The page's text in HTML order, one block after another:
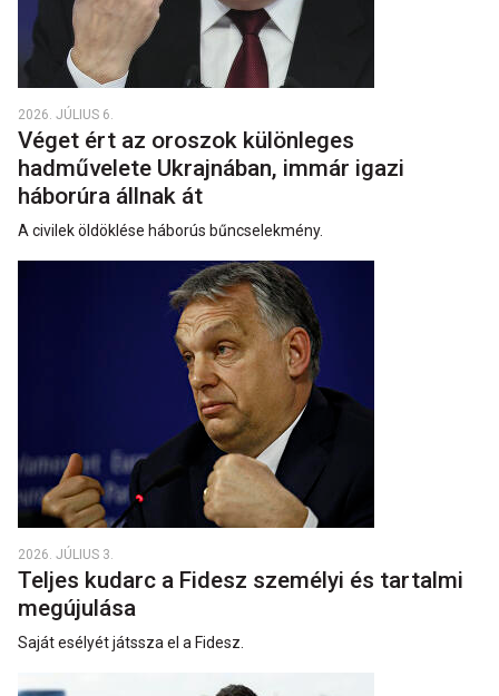
2026. JÚLIUS 6.
Véget ért az oroszok különleges
hadművelete Ukrajnában, immár igazi
háborúra állnak át
A civilek öldöklése háborús bűncselekmény.
2026. JÚLIUS 3.
Teljes kudarc a Fidesz személyi és tartalmi
megújulása
Saját esélyét játssza el a Fidesz.